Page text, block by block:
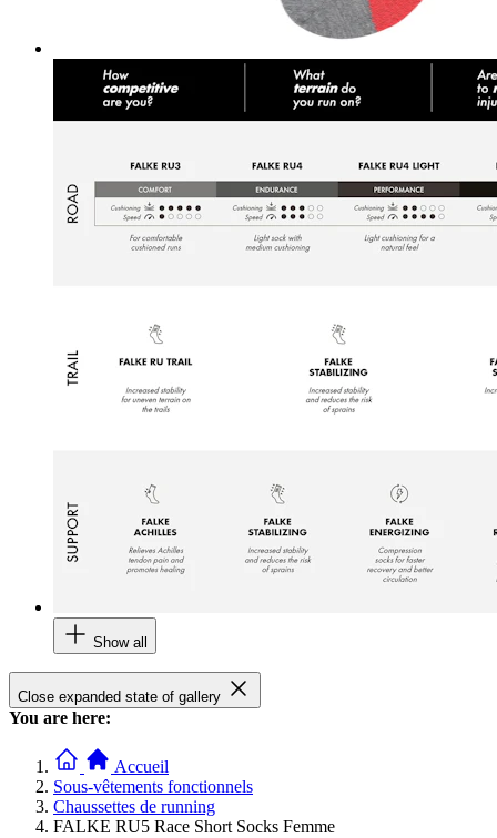
Show all
Close expanded state of gallery
You are here:
Accueil
Sous-vêtements fonctionnels
Chaussettes de running
FALKE RU5 Race Short Socks Femme